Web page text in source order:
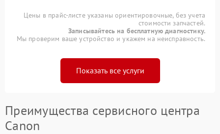
Цены в прайс-листе указаны ориентировочные, без учета
стоимости запчастей.
Записывайтесь на бесплатную диагностику.
Мы проверим ваше устройство и укажем на неисправность.
Показать все услуги
Преимущества сервисного центра
Canon